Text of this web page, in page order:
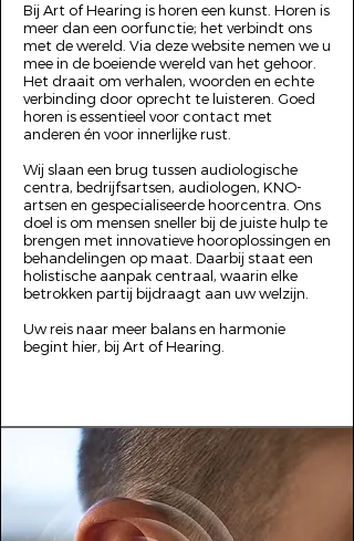
Bij Art of Hearing is horen een kunst. Horen is
meer dan een oorfunctie; het verbindt ons
met de wereld. Via deze website nemen we u
mee in de boeiende wereld van het gehoor.
Het draait om verhalen, woorden en echte
verbinding door oprecht te luisteren. Goed
horen is essentieel voor contact met
anderen én voor innerlijke rust.
Wij slaan een brug tussen audiologische
centra, bedrijfsartsen, audiologen, KNO-
artsen en gespecialiseerde hoorcentra. Ons
doel is om mensen sneller bij de juiste hulp te
brengen met innovatieve hooroplossingen en
behandelingen op maat. Daarbij staat een
holistische aanpak centraal, waarin elke
betrokken partij bijdraagt aan uw welzijn.
Uw reis naar meer balans en harmonie
begint hier, bij Art of Hearing.